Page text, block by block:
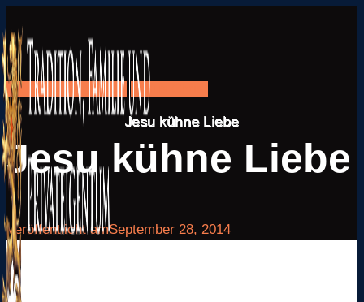
Inhalt
springen
Hl. Franz von Sales Jesus Christ
Jesu kühne Liebe
Veröffentlicht amSeptember 28, 2014